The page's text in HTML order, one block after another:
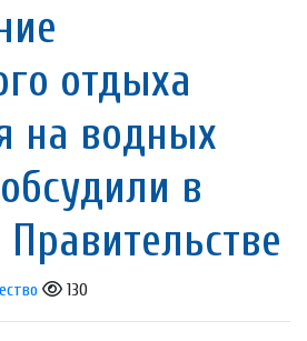
отдыха
на водных
в
130